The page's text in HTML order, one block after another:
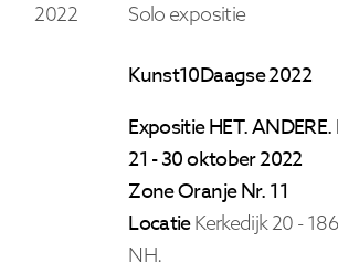
2022 Solo expositie
Kunst10Daagse 2022
Expositie HET. ANDERE.
21 - 30 oktober 2022
Zone Oranje Nr. 11
LocatieKerkedijk 20 -
NH.